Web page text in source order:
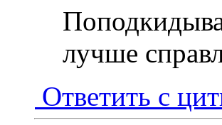
лучше
Ответить с